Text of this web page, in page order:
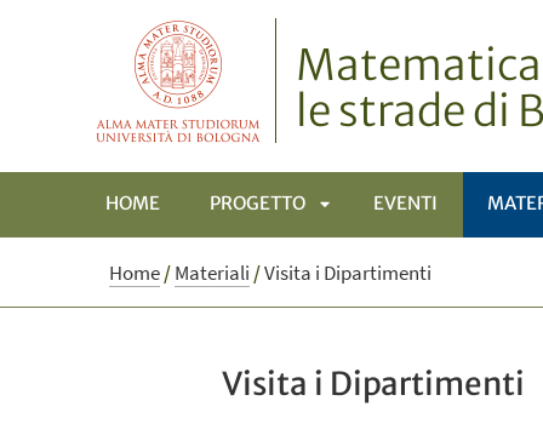
le strade di
HOME PROGETTO
APRI
EVENTI
Home/Materiali /Visita i Dipartimenti
Visita i Dipartimenti